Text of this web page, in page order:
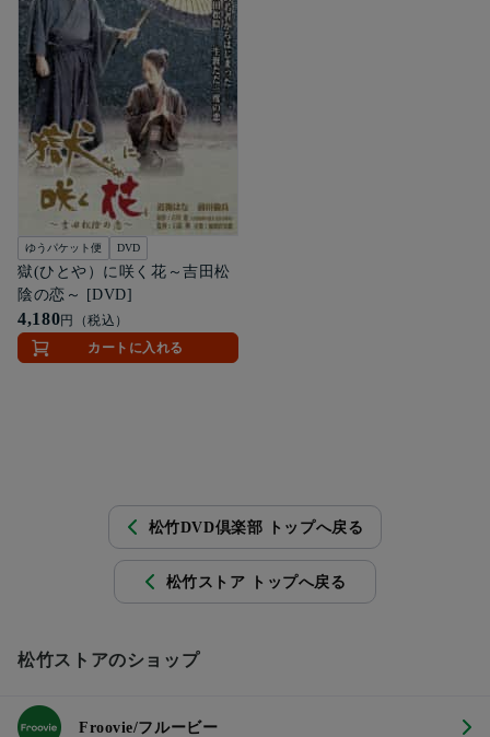
ゆうパケット便 DVD
獄(ひとや）に咲く花～吉田松
陰の恋～ [DVD]
4,180円（税込）
カートに入れる
松竹DVD倶楽部 トップへ戻る
松竹ストア トップへ戻る
松竹ストアのショップ
Froovie/フルービー